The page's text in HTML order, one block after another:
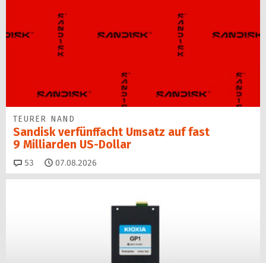
TEURER NAND
Sandisk verfünffacht Umsatz auf fast
9 Milliarden US-Dollar
53 Kommentare
07.08.2026